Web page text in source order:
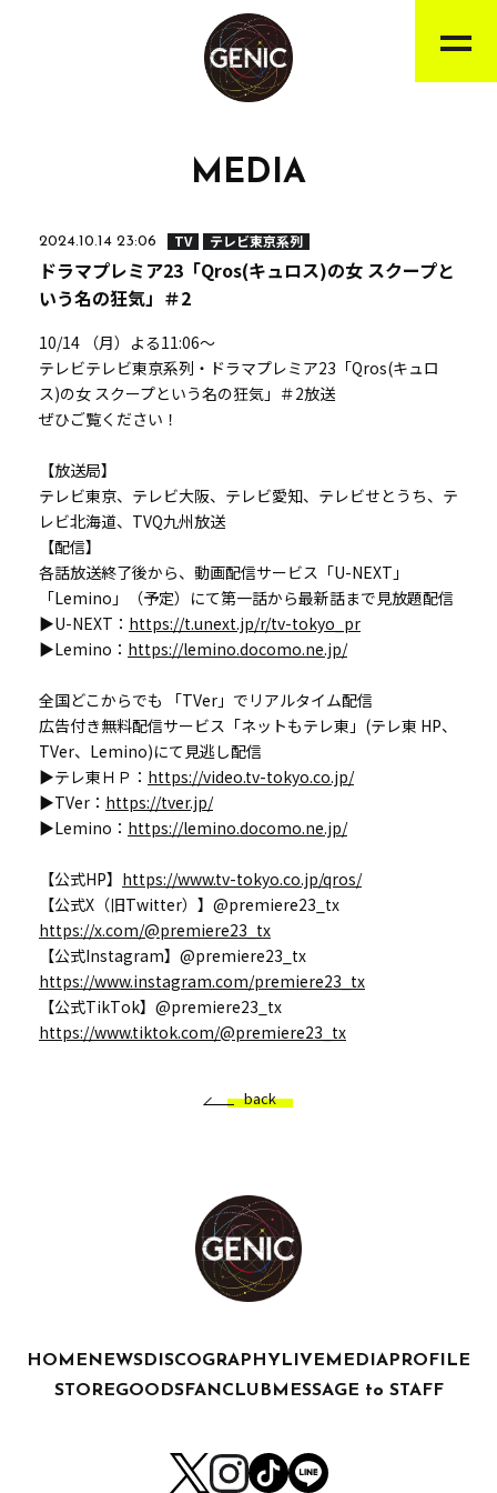
MEDIA
2024.10.14 23:06 TV テレビ東京系列
ドラマプレミア23「Qros(キュロス)の女 スクープと
いう名の狂気」＃2
10/14 （月）よる11:06～
テレビテレビ東京系列・ドラマプレミア23「Qros(キュロ
ス)の女 スクープという名の狂気」＃2放送
ぜひご覧ください！
【放送局】
テレビ東京、テレビ大阪、テレビ愛知、テレビせとうち、テ
レビ北海道、TVQ九州放送
【配信】
各話放送終了後から、動画配信サービス「U-NEXT」
「Lemino」（予定）にて第一話から最新話まで見放題配信
▶U-NEXT： https://t.unext.jp/r/tv-tokyo_pr
▶Lemino： https://lemino.docomo.ne.jp/
全国どこからでも 「TVer」でリアルタイム配信
広告付き無料配信サービス「ネットもテレ東」(テレ東 HP、
TVer、Lemino)にて見逃し配信
▶テレ東ＨＰ： https://video.tv-tokyo.co.jp/
▶TVer： https://tver.jp/
▶Lemino： https://lemino.docomo.ne.jp/
【公式HP】 https://www.tv-tokyo.co.jp/qros/
【公式X（旧Twitter）】@premiere23_tx
https://x.com/@premiere23_tx
【公式Instagram】@premiere23_tx
https://www.instagram.com/premiere23_tx
【公式TikTok】@premiere23_tx
https://www.tiktok.com/@premiere23_tx
back
HOME NEWS DISCOGRAPHY LIVE MEDIA PROFILE
STOREGOODSFANCLUB MESSAGE to STAFF